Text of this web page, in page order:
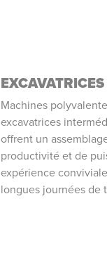
Machines
excavatrices
offrent un
productivité et de
expérience
longues journées de